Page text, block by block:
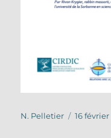
Auteur
N. Pelletier
Publié
16 février